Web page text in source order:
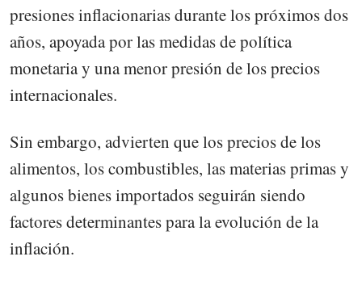
presiones inflacionarias durante los próximos dos
años, apoyada por las medidas de política
monetaria y una menor presión de los precios
internacionales.
Sin embargo, advierten que los precios de los
alimentos, los combustibles, las materias primas y
algunos bienes importados seguirán siendo
factores determinantes para la evolución de la
inflación.